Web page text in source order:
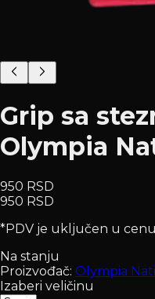
Grip sa
Olympia
950 RSD
950 RSD
*PDV je uključen u cenu
Na stanju
Proizvođač: Olympia
Izaberi veličinu